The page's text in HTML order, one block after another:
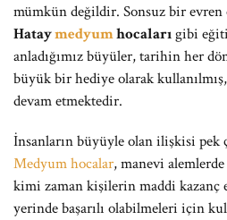
mümkün değildir. Sonsuz bir evren
Hataymedyumhocalarıgibi
anladığımız büyüler, tarihin her
büyük bir hediye olarak
devam etmektedir.
İnsanların büyüyle olan ilişkisi pek
Medyum hocalar, manevi
kimi zaman kişilerin maddi kazanç
yerinde başarılı olabilmeleri için